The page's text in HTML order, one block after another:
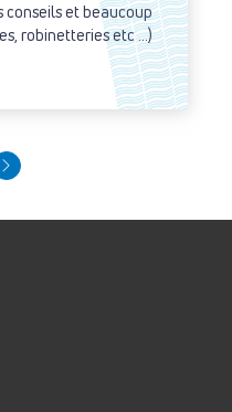
conseils et beaucoup
robinetteries etc ...)